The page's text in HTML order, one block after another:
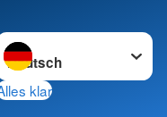
wechseln zu
klar